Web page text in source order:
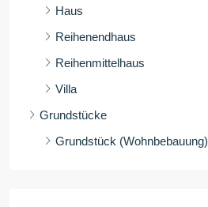
Haus
Reihenendhaus
Reihenmittelhaus
Villa
Grundstücke
Grundstück (Wohnbebauung)